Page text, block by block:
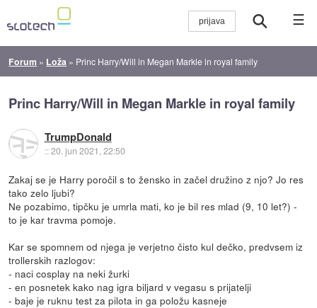
☰
Forum » Loža » Princ Harry/Will in Megan Markle in royal family
Princ Harry/Will in Megan Markle in royal family
TrumpDonald
::20. jun 2021, 22:50
Zakaj se je Harry poročil s to žensko in začel družino z njo? Jo res
tako zelo ljubi?
Ne pozabimo, tipčku je umrla mati, ko je bil res mlad (9, 10 let?) -
to je kar travma pomoje.
Kar se spomnem od njega je verjetno čisto kul dečko, predvsem iz
trollerskih razlogov:
- naci cosplay na neki žurki
- en posnetek kako nag igra biljard v vegasu s prijatelji
- baje je ruknu test za pilota in ga položu kasneje